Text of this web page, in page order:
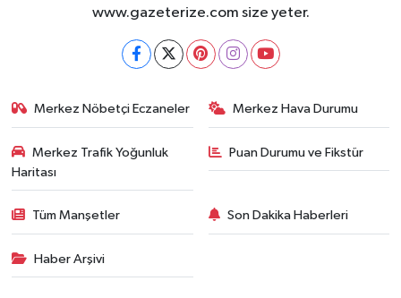
www.gazeterize.com size yeter.
Merkez Nöbetçi Eczaneler Merkez Hava Durumu
Merkez Trafik Yoğunluk
Haritası
Puan Durumu ve Fikstür
Tüm Manşetler Son Dakika Haberleri
Haber Arşivi